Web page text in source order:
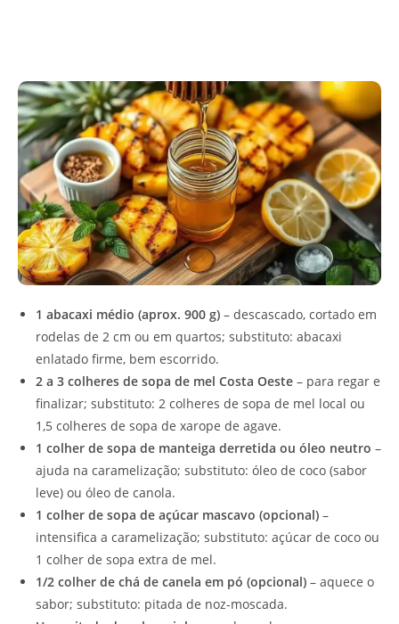
1 abacaxi médio (aprox. 900 g) – descascado, cortado em
rodelas de 2 cm ou em quartos; substituto: abacaxi
enlatado firme, bem escorrido.
2 a 3 colheres de sopa de mel Costa Oeste – para regar e
finalizar; substituto: 2 colheres de sopa de mel local ou
1,5 colheres de sopa de xarope de agave.
1 colher de sopa de manteiga derretida ou óleo neutro –
ajuda na caramelização; substituto: óleo de coco (sabor
leve) ou óleo de canola.
1 colher de sopa de açúcar mascavo (opcional) –
intensifica a caramelização; substituto: açúcar de coco ou
1 colher de sopa extra de mel.
1/2 colher de chá de canela em pó (opcional) – aquece o
sabor; substituto: pitada de noz-moscada.